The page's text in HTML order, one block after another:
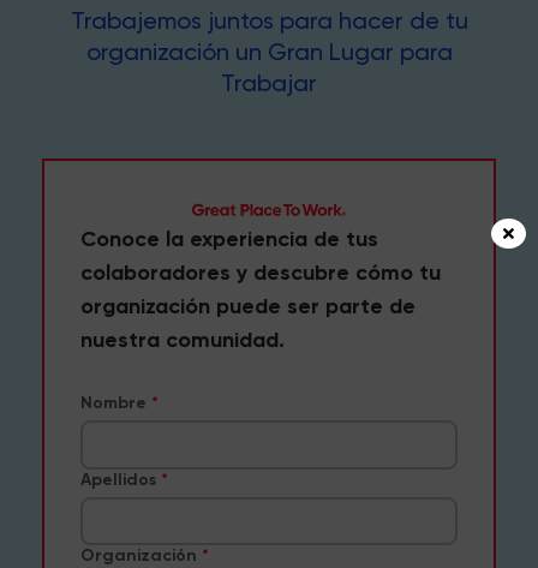
Trabajemos juntos para hacer de tu
organización un Gran Lugar para
Trabajar
Conoce la experiencia de tus
colaboradores y descubre cómo tu
organización puede ser parte de
nuestra comunidad.
Nombre
Apellidos
Organización